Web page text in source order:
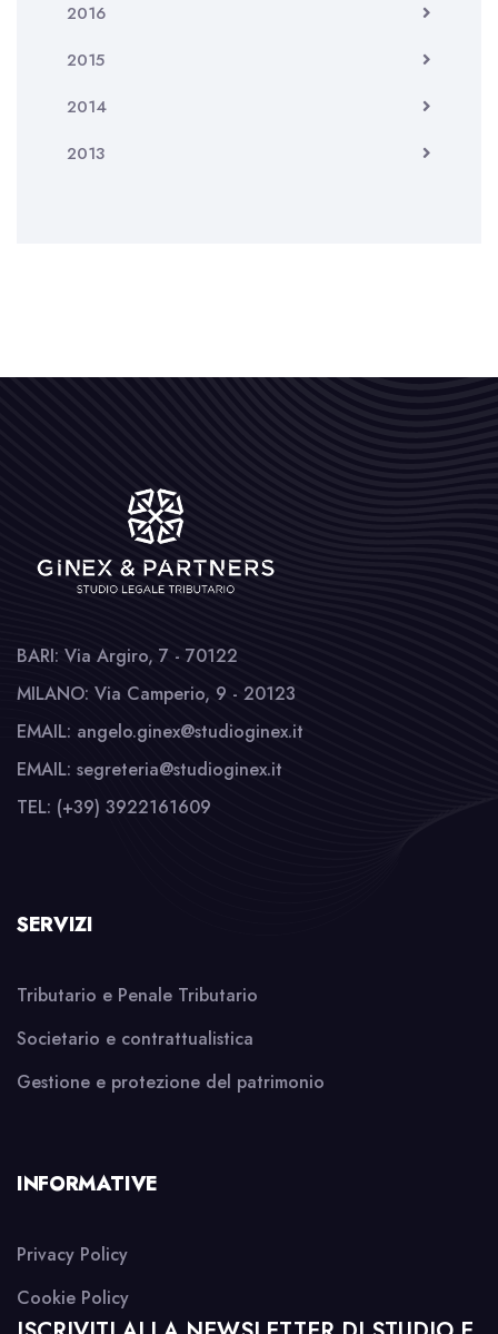
2016
2015
2014
2013
BARI: Via Argiro, 7 - 70122
MILANO: Via Camperio, 9 - 20123
EMAIL: angelo.ginex@studioginex.it
EMAIL: segreteria@studioginex.it
TEL: (+39) 3922161609
SERVIZI
Tributario e Penale Tributario
Societario e contrattualistica
Gestione e protezione del patrimonio
INFORMATIVE
Privacy Policy
Cookie Policy